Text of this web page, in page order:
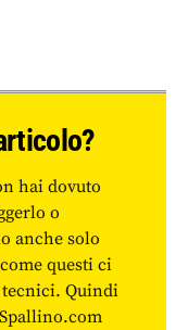
hai dovuto
o
anche solo
questi ci
tecnici. Quindi